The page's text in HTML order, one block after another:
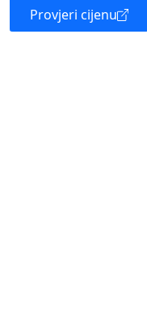
Provjeri cijenu